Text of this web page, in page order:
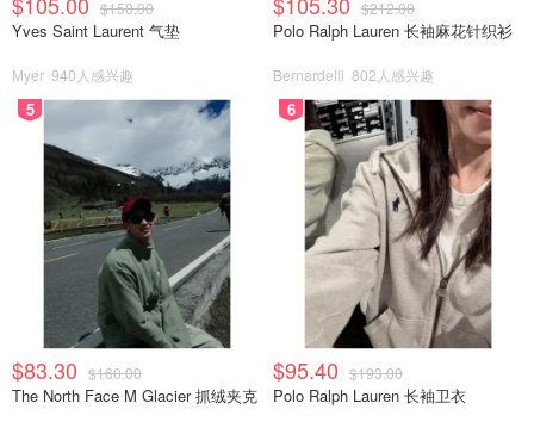
$150.00
Yves Saint Laurent 气垫
Myer 940人感兴趣
$212.00
Polo Ralph Lauren 长袖麻花针织衫
Bernardelli 802人感兴趣
5
$83.30 $160.00
The North Face M Glacier 抓绒夹克
6
$95.40 $193.00
Polo Ralph Lauren 长袖卫衣